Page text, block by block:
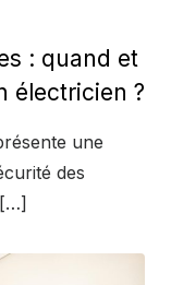
: quand et
électricien ?
une
des